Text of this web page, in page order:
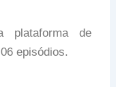
plataforma de
episódios.